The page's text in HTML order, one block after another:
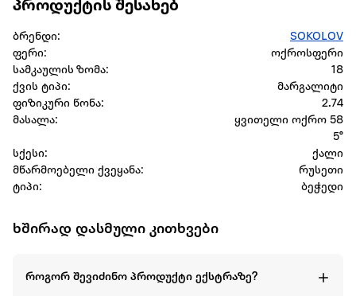
პროდუქტის შესახებ
ბრენდი:
SOKOLOV
ფერი:
ოქროსფერი
სამკაულის ზომა:
18
ქვის ტიპი:
მარგალიტი
ფიზიკური წონა:
2.74
მასალა:
ყვითელი ოქრო 58
5°
სქესი:
ქალი
მწარმოებელი ქვეყანა:
რუსეთი
ტიპი:
ბეჭედი
ხშირად დასმული კითხვები
როგორ შევიძინო პროდუქტი ექსტრაზე?